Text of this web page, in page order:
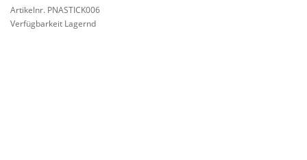
Artikelnr. PNASTICK006
Verfügbarkeit Lagernd